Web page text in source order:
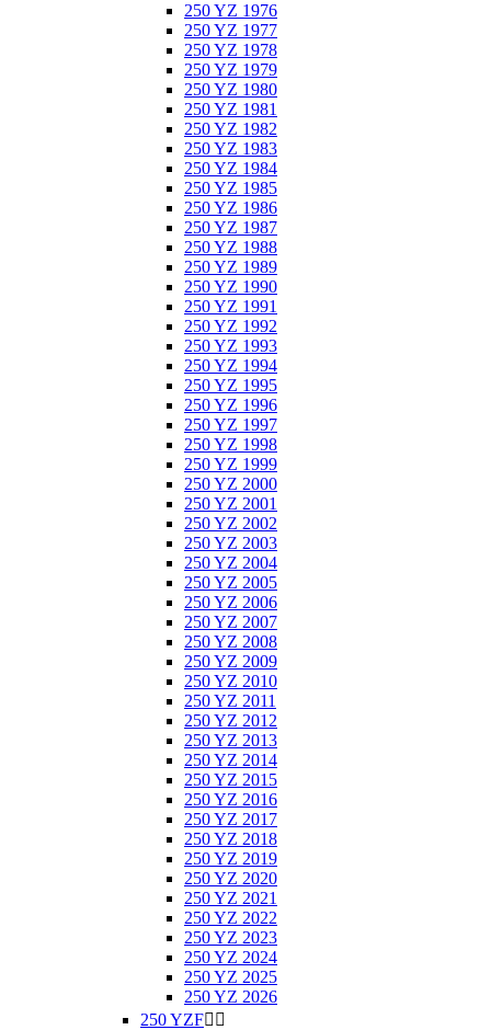
250 YZ 1976
250 YZ 1977
250 YZ 1978
250 YZ 1979
250 YZ 1980
250 YZ 1981
250 YZ 1982
250 YZ 1983
250 YZ 1984
250 YZ 1985
250 YZ 1986
250 YZ 1987
250 YZ 1988
250 YZ 1989
250 YZ 1990
250 YZ 1991
250 YZ 1992
250 YZ 1993
250 YZ 1994
250 YZ 1995
250 YZ 1996
250 YZ 1997
250 YZ 1998
250 YZ 1999
250 YZ 2000
250 YZ 2001
250 YZ 2002
250 YZ 2003
250 YZ 2004
250 YZ 2005
250 YZ 2006
250 YZ 2007
250 YZ 2008
250 YZ 2009
250 YZ 2010
250 YZ 2011
250 YZ 2012
250 YZ 2013
250 YZ 2014
250 YZ 2015
250 YZ 2016
250 YZ 2017
250 YZ 2018
250 YZ 2019
250 YZ 2020
250 YZ 2021
250 YZ 2022
250 YZ 2023
250 YZ 2024
250 YZ 2025
250 YZ 2026
250 YZF 